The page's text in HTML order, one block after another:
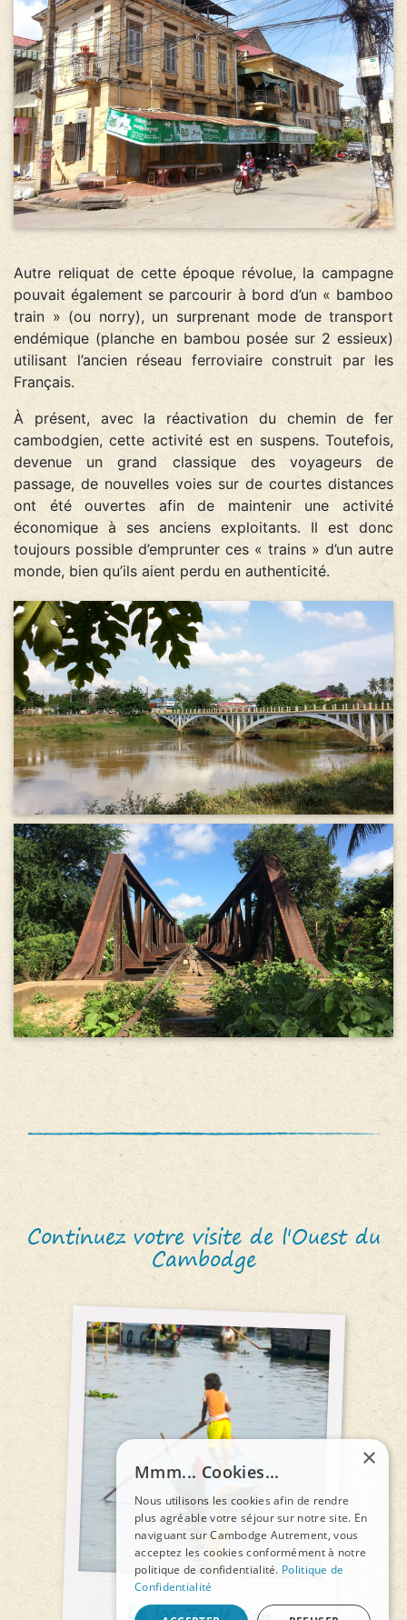
Autre reliquat de cette époque révolue, la campagne
pouvait également se parcourir à bord d’un « bamboo
train » (ou norry), un surprenant mode de transport
endémique (planche en bambou posée sur 2 essieux)
utilisant l’ancien réseau ferroviaire construit par les
Français.
À présent, avec la réactivation du chemin de fer
cambodgien, cette activité est en suspens. Toutefois,
devenue un grand classique des voyageurs de
passage, de nouvelles voies sur de courtes distances
ont été ouvertes afin de maintenir une activité
économique à ses anciens exploitants. Il est donc
toujours possible d’emprunter ces « trains » d’un autre
monde, bien qu’ils aient perdu en authenticité.
Continuez votre visite de l'Ouest du
Cambodge
×
Mmm... Cookies...
Nous utilisons les cookies afin de rendre
plus agréable votre séjour sur notre site. En
naviguant sur Cambodge Autrement, vous
acceptez les cookies conformément à notre
politique de confidentialité. Politique de
Confidentialité